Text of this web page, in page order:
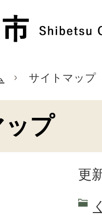
サイトマップ
プ
更